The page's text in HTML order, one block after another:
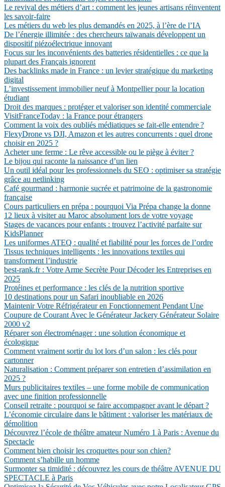
Le revival des métiers d’art : comment les jeunes artisans réinventent
les savoir-faire
Les métiers du web les plus demandés en 2025, à l’ère de l’IA
De l’énergie illimitée : des chercheurs taïwanais développent un
dispositif piézoélectrique innovant
Focus sur les inconvénients des batteries résidentielles : ce que la
plupart des Français ignorent
Des backlinks made in France : un levier stratégique du marketing
digital
L’investissement immobilier neuf à Montpellier pour la location
étudiant
Droit des marques : protéger et valoriser son identité commerciale
VisitFranceToday : la France pour étrangers
Comment la voix des oubliés médiatiques se fait-elle entendre ?
FlexyDrone vs DJI, Amazon et les autres concurrents : quel drone
choisir en 2025 ?
Acheter une ferme : Le rêve accessible ou le piège à éviter ?
Le bijou qui raconte la naissance d’un lien
Un outil idéal pour les professionnels du SEO : optimiser sa stratégie
grâce au netlinking
Café gourmand : harmonie sucrée et patrimoine de la gastronomie
française
Cours particuliers en prépa : pourquoi Via Prépa change la donne
12 lieux à visiter au Maroc absolument lors de votre voyage
Stages de vacances pour enfants : trouvez l’activité parfaite sur
KidsPlanner
Les uniformes ATEQ : qualité et fiabilité pour les forces de l’ordre
Tissus techniques intelligents : les innovations textiles qui
transforment l’industrie
best-rank.fr : Votre Arme Secrète Pour Décoder les Entreprises en
2025
Protéines et performance : les clés de la nutrition sportive
10 destinations pour un Safari inoubliable en 2026
Maintenir Votre Réfrigérateur en Fonctionnement Pendant Une
Coupure de Courant Avec le Générateur Jackery Générateur Solaire
2000 v2
Réparer son électroménager : une solution économique et
écologique
Comment vraiment sortir du lot lors d’un salon : les clés pour
cartonner
Naturalisation : Comment préparer son entretien d’assimilation en
2025 ?
Murs publicitaires textiles – une forme mobile de communication
avec une finition professionnelle
Conseil retraite : pourquoi se faire accompagner avant le départ ?
L’économie circulaire dans le bâtiment : valoriser les matériaux de
démolition
Découvrez l’école de théâtre amateur Numéro 1 à Paris : Avenue du
Spectacle
Comment bien choisir les croquettes pour son chien?
Comment s’habille un homme
Surmonter sa timidité : découvrez les cours de théâtre AVENUE DU
SPECTACLE à Paris